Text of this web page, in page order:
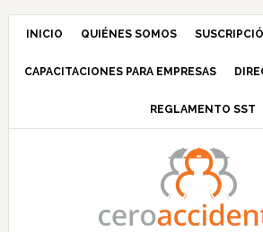
Saltar
navegación
Saltar
principal
Saltar
barra
principal
Saltar
INICIO QUIÉNES SOMOS
CAPACITACIONES PARA EMPRESAS
REGLAMENTO SST